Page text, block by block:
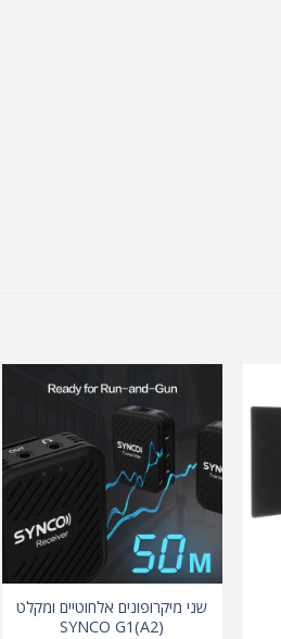
שני מיקרופונים אלחוטיים ומקלט
(SYNCO G1(A2